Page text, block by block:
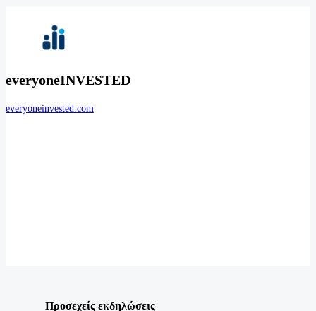
everyoneINVESTED
everyoneinvested.com
Προσεχείς εκδηλώσεις